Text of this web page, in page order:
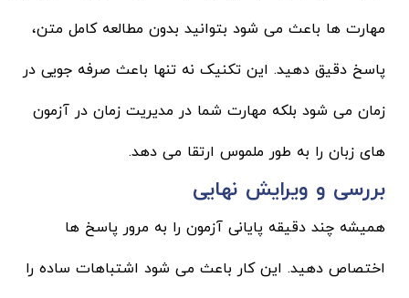
مهارت ها باعث می شود بتوانید بدون مطالعه کامل متن،
پاسخ دقیق دهید. این تکنیک نه تنها باعث صرفه جویی در
زمان می شود بلکه مهارت شما در مدیریت زمان در آزمون
های زبان را به طور ملموس ارتقا می دهد.
بررسی و ویرایش نهایی
همیشه چند دقیقه پایانی آزمون را به مرور پاسخ ها
اختصاص دهید. این کار باعث می شود اشتباهات ساده را